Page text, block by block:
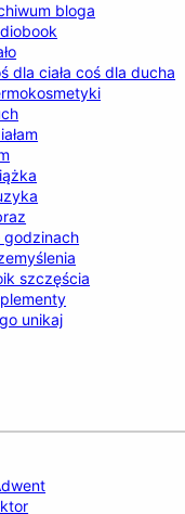
bloga
dla ciała coś dla ducha
godzinach
szczęścia
unikaj